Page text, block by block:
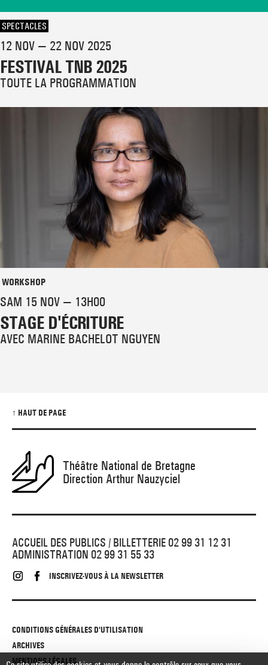
SPECTACLES
12 NOV — 22 NOV 2025
FESTIVAL TNB 2025
TOUTE LA PROGRAMMATION
WORKSHOP
SAM 15 NOV — 13H00
STAGE D'ÉCRITURE
AVEC MARINE BACHELOT NGUYEN
↑ HAUT DE PAGE
Théâtre National de Bretagne
Direction Arthur Nauzyciel
ACCUEIL DES PUBLICS / BILLETTERIE 02 99 31 12 31
ADMINISTRATION 02 99 31 55 33
INSCRIVEZ-VOUS À LA NEWSLETTER
CONDITIONS GÉNÉRALES D'UTILISATION
ARCHIVES
MENTIONS LÉGALES